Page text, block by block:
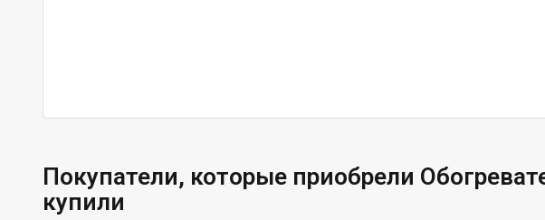
Покупатели, которые приобрели
купили